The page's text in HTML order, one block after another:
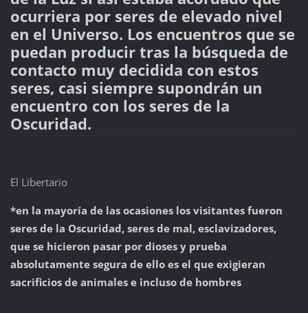
ocurriera por seres de elevado nivel
en el Universo. Los encuentros que se
puedan producir tras la búsqueda de
contacto muy decidida con estos
seres, casi siempre supondrán un
encuentro con los seres de la
Oscuridad.
El Libertario
*en la mayoría de las ocasiones los visitantes fueron
seres de la Oscuridad, seres de mal, esclavizadores,
que se hicieron pasar por dioses y prueba
absolutamente segura de ello es el que exigieran
sacrificios de animales e incluso de hombres